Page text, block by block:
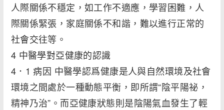
人際關係不穩定，如工作不適應，學習困難，人
際關係緊張，家庭關係不和諧，難以進行正常的
社會交往等。
4 中醫學對亞健康的認識
4．1 病因 中醫學認爲健康是人與自然環境及社會
環境之間處於一種動態平衡，即所謂“陰平陽祕，
精神乃治”。而亞健康狀態則是陰陽氣血發生了輕